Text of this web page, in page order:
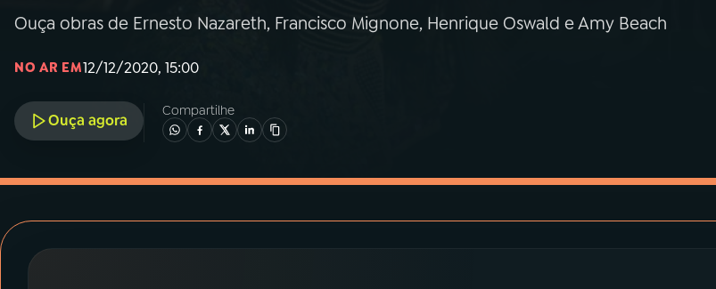
03PROGRAMAÇÃO
05PODCASTS
Ouça obras de Ernesto Nazareth, Francisco Mignone, Henrique Oswald e Amy Beach
NO AR EM12/12/2020, 15:00
Ouça agora
Compartilhe